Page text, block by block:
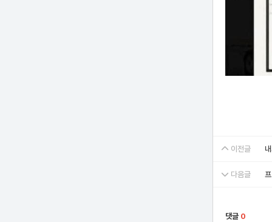
이전글
다음글
댓글 0